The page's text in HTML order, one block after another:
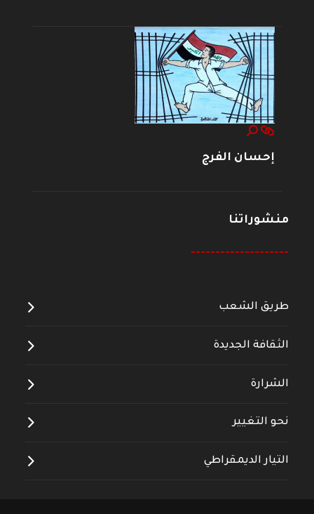
إحسان الفرج
منشوراتنا
--------------------
طريق الشعب
الثقافة الجديدة
الشرارة
نحو التغيير
التيار الديمقراطي